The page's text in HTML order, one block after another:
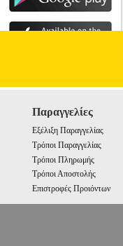
Παραγγελίες
Εξέλιξη Παραγγελίας
Τρόποι Παραγγελίας
Τρόποι Πληρωμής
Τρόποι Αποστολής
Επιστροφές Προιόντων